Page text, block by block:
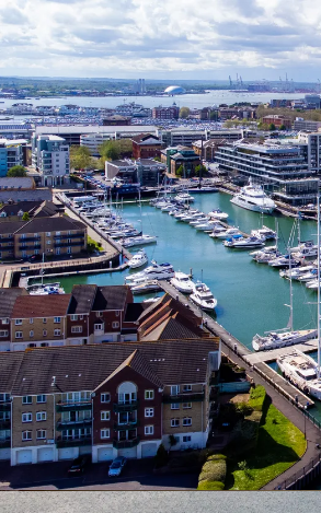
Nur notwendige Cookies
Unvergleichlich lecker
Mit dem Klick auf „geht klar” ermöglichen
personalisierte Werbung und passende
Cookies” werden lediglich technisch
Anpassen Geht klar
Datenschutzerklärung
Cookierichtlinie Impressum
« zurück
Ihre Cookie-Präferenzen verwalten
Wählen Sie, welche Cookies Sie auf
Die Cookierichtlinie finden Sie
Notwendig